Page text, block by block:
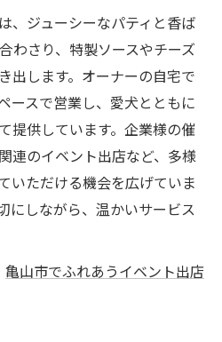
、ジューシーなパティと香ば
わさり、特製ソースやチーズ
出します。オーナーの自宅で
ースで営業し、愛犬とともに
提供しています。企業様の催
連のイベント出店など、多様
いただける機会を広げていま
にしながら、温かいサービス
亀山市でふれあうイベント出店